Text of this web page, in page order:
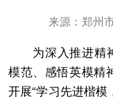
来源：郑州
为深入推进精神
模范、感悟英模精
开展“学习先进楷